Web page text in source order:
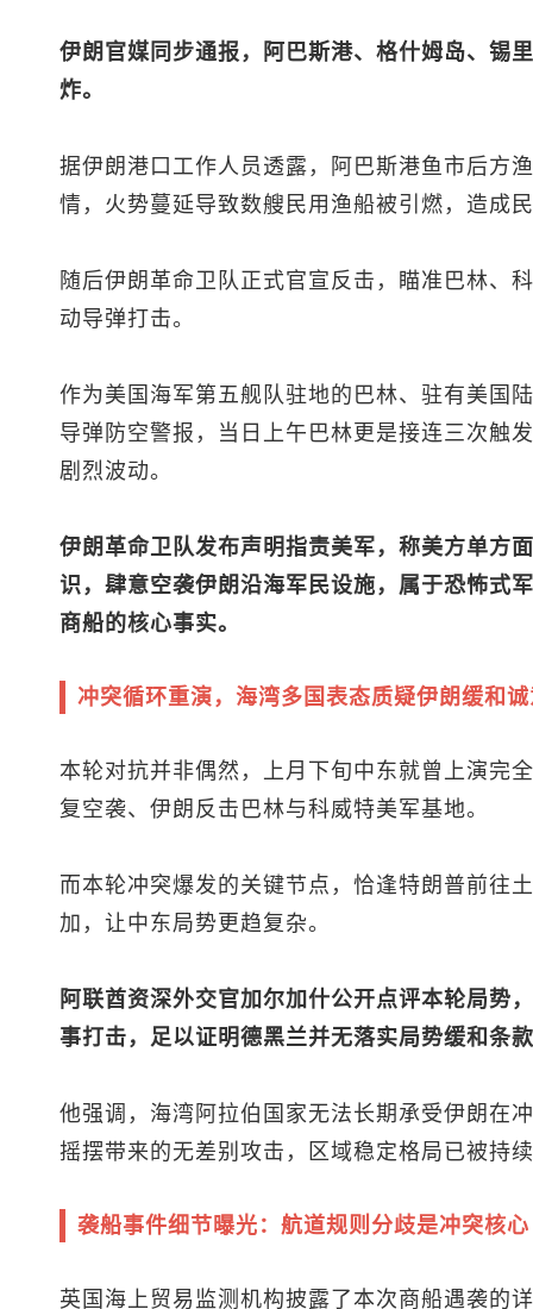
伊朗官媒同步通报，阿巴斯港、格什姆岛、锡
炸。
据伊朗港口工作人员透露，阿巴斯港鱼市后方
情，火势蔓延导致数艘民用渔船被引燃，造成
随后伊朗革命卫队正式官宣反击，瞄准巴林、
动导弹打击。
作为美国海军第五舰队驻地的巴林、驻有美国
导弹防空警报，当日上午巴林更是接连三次触
剧烈波动。
伊朗革命卫队发布声明指责美军，称美方单方
识，肆意空袭伊朗沿海军民设施，属于恐怖式
商船的核心事实。
冲突循环重演，海湾多国表态质疑伊朗缓和
本轮对抗并非偶然，上月下旬中东就曾上演完
复空袭、伊朗反击巴林与科威特美军基地。
而本轮冲突爆发的关键节点，恰逢特朗普前往
加，让中东局势更趋复杂。
阿联酋资深外交官加尔加什公开点评本轮局势
事打击，足以证明德黑兰并无落实局势缓和条
他强调，海湾阿拉伯国家无法长期承受伊朗在
摇摆带来的无差别攻击，区域稳定格局已被持
袭船事件细节曝光：航道规则分歧是冲突核心
英国海上贸易监测机构披露了本次商船遇袭的